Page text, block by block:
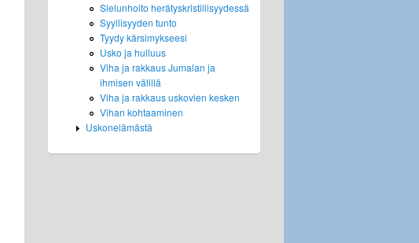
Sielunhoito herätyskristillisyydessä
Syyllisyyden tunto
Tyydy kärsimykseesi
Usko ja hulluus
Viha ja rakkaus Jumalan ja
ihmisen välillä
Viha ja rakkaus uskovien kesken
Vihan kohtaaminen
Uskonelämästä